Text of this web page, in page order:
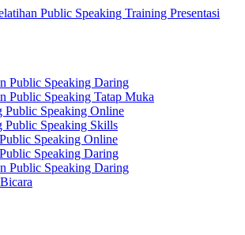
Public Speaking Daring
Public Speaking Tatap Muka
Public Speaking Online
Public Speaking Skills
Speaking Online
Speaking Daring
Public Speaking Daring